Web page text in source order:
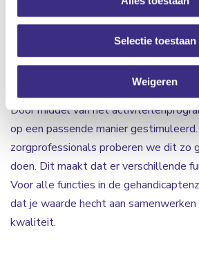
Selectie toestaan
Weigeren
moeilijke situaties omgebogen
ondersteun je bij Algemene
(ADL). De cliënten worden hierbij
vrijetijdsinvulling één van de taken in
Door middel van het
op een passende manier
zorgprofessionals proberen we dit zo
doen. Dit maakt dat er verschillende
Voor alle functies in de
dat je waarde hecht aan
kwaliteit.